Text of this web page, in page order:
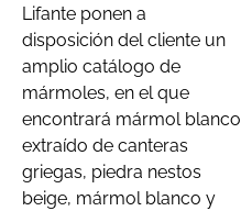
Lifante ponen a
disposición del cliente un
amplio catálogo de
mármoles, en el que
encontrará mármol blanco
extraído de canteras
griegas, piedra nestos
beige, mármol blanco y